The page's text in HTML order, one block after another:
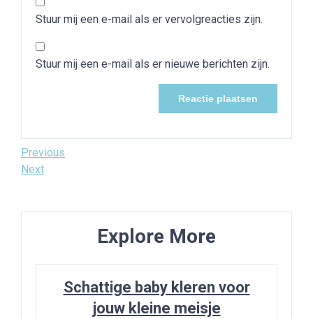
Stuur mij een e-mail als er vervolgreacties zijn.
Stuur mij een e-mail als er nieuwe berichten zijn.
Bericht
navigatie
Previous
Post
Previous
Next
Next
Explore More
Schattige baby kleren voor
jouw kleine meisje